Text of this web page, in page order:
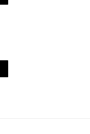
Produkt
auf.
Die
Produkt